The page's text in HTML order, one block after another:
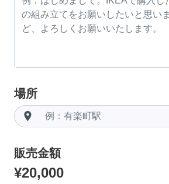
場所
room
販売金額
¥20,000